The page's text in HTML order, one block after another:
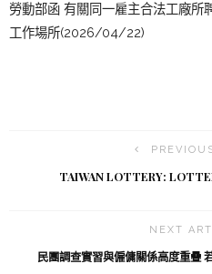
勞動部函 有關同一雇主合法工廠所
工作場所(2026/04/22)
TAIWAN LOTTERY:
NEXT
民團調查實習與僱傭關係高度重疊